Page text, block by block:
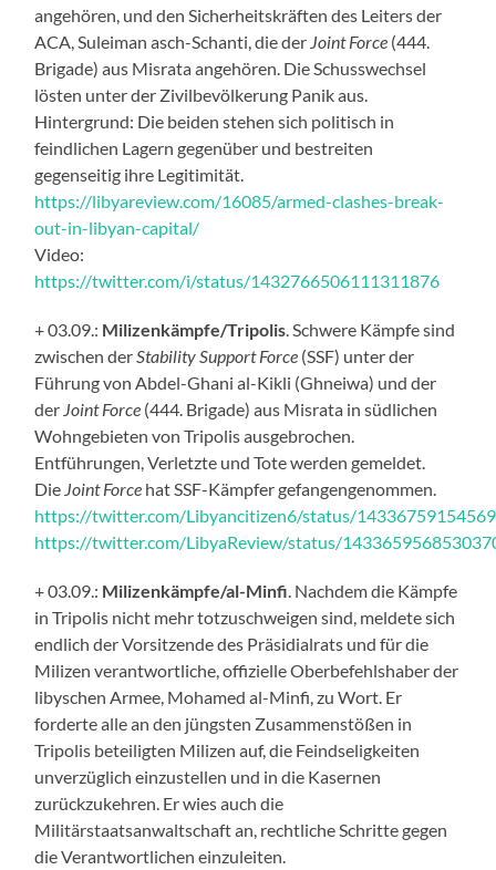
angehören, und den Sicherheitskräften des Leiters der
ACA, Suleiman asch-Schanti, die der Joint Force (444.
Brigade) aus Misrata angehören. Die Schusswechsel
lösten unter der Zivilbevölkerung Panik aus.
Hintergrund: Die beiden stehen sich politisch in
feindlichen Lagern gegenüber und bestreiten
gegenseitig ihre Legitimität.
https://libyareview.com/16085/armed-clashes-break-
out-in-libyan-capital/
Video:
https://twitter.com/i/status/1432766506111311876
+ 03.09.: Milizenkämpfe/Tripolis . Schwere Kämpfe sind
zwischen der Stability Support Force (SSF) unter der
Führung von Abdel-Ghani al-Kikli (Ghneiwa) und der
der Joint Force (444. Brigade) aus Misrata in südlichen
Wohngebieten von Tripolis ausgebrochen.
Entführungen, Verletzte und Tote werden gemeldet.
Die Joint Force hat SSF-Kämpfer gefangengenommen.
https://twitter.com/Libyancitizen6/status/
https://twitter.com/LibyaReview/status/
+ 03.09.: Milizenkämpfe/al-Minfi . Nachdem die Kämpfe
in Tripolis nicht mehr totzuschweigen sind, meldete sich
endlich der Vorsitzende des Präsidialrats und für die
Milizen verantwortliche, offizielle Oberbefehlshaber der
libyschen Armee, Mohamed al-Minfi, zu Wort. Er
forderte alle an den jüngsten Zusammenstößen in
Tripolis beteiligten Milizen auf, die Feindseligkeiten
unverzüglich einzustellen und in die Kasernen
zurückzukehren. Er wies auch die
Militärstaatsanwaltschaft an, rechtliche Schritte gegen
die Verantwortlichen einzuleiten.